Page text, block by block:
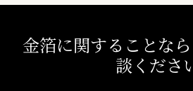
金箔に関することな
談くださ